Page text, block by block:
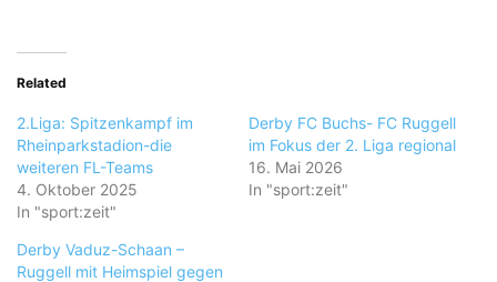
Related
2.Liga: Spitzenkampf im
Rheinparkstadion-die
weiteren FL-Teams
4. Oktober 2025
In "sport:zeit"
Derby FC Buchs- FC Ruggell
im Fokus der 2. Liga regional
16. Mai 2026
In "sport:zeit"
Derby Vaduz-Schaan –
Ruggell mit Heimspiel gegen